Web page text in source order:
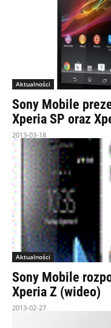
Aktualności
Sony Mobile
Xperia SP oraz
2013-03-18
Aktualności
Sony Mobile
Xperia Z (wideo)
2013-02-27